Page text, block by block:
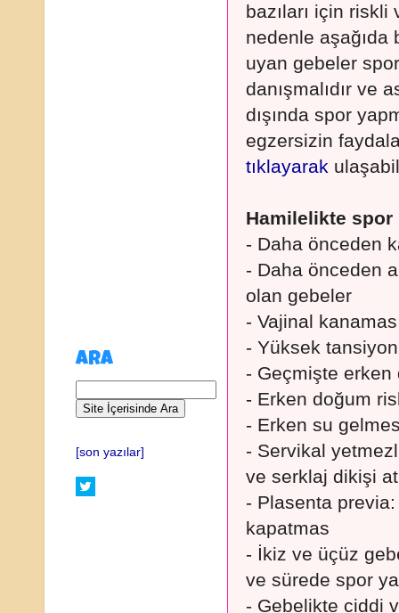
bazıları için riskli
nedenle aşağıda
uyan gebeler
danışmalıdır ve
dışında spor
egzersizin
tıklayarak
Hamilelikte
- Daha önceden
- Daha önceden
olan gebeler
- Vajinal
- Yüksek
- Geçmişte
- Erken doğum
- Erken su
- Servikal
ve serklaj dikişi
- Plasenta
kapatmas
- İkiz ve üçüz
ve sürede spor
- Gebelikte ciddi
ARA
[son yazılar]